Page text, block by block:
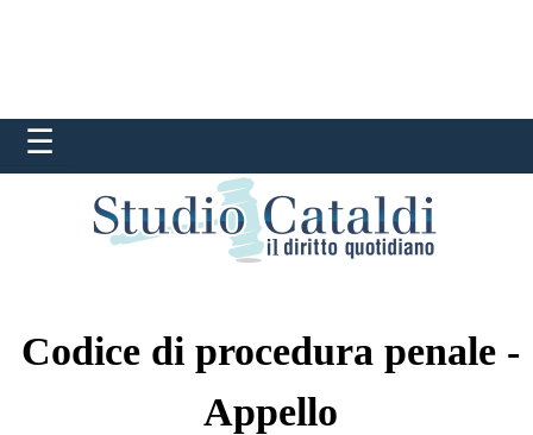
Codice di procedura penale -
Appello